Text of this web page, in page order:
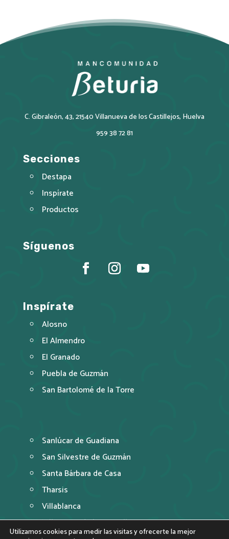
C. Gibraleón, 43, 21540 Villanueva de los Castillejos, Huelva
959 38 72 81
Secciones
Destapa
Inspírate
Productos
Síguenos
Inspírate
Alosno
El Almendro
El Granado
Puebla de Guzmán
San Bartolomé de la Torre
Sanlúcar de Guadiana
San Silvestre de Guzmán
Santa Bárbara de Casa
Tharsis
Villablanca
Villanueva de los Castillejos
Utilizamos cookies para medir las visitas y ofrecerte la mejor